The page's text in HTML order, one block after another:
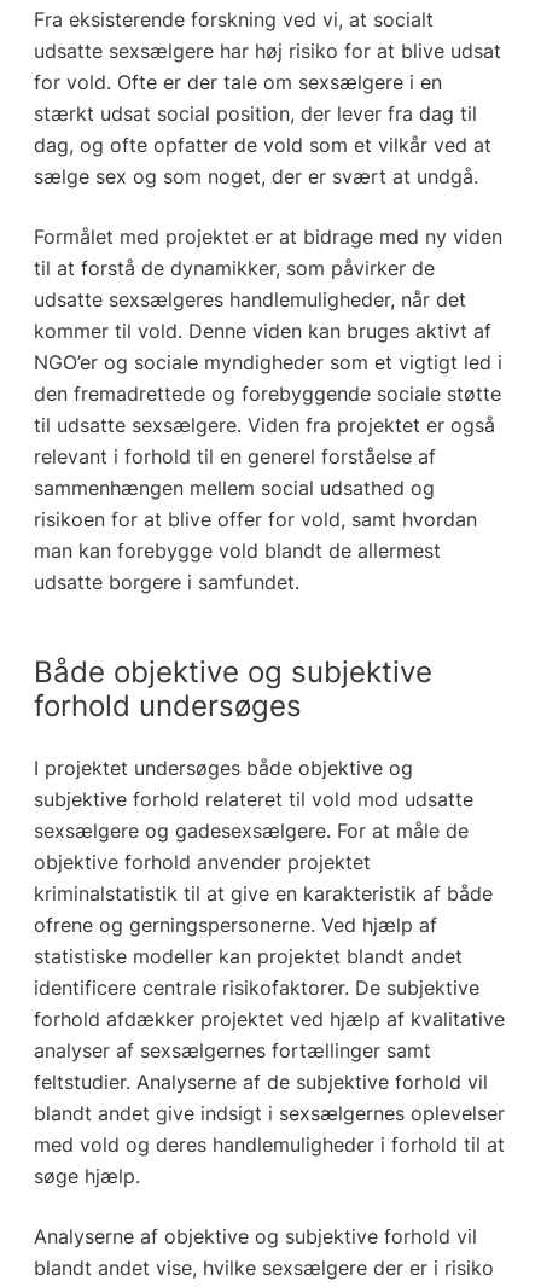
Fra eksisterende forskning ved vi, at socialt
udsatte sexsælgere har høj risiko for at blive udsat
for vold. Ofte er der tale om sexsælgere i en
stærkt udsat social position, der lever fra dag til
dag, og ofte opfatter de vold som et vilkår ved at
sælge sex og som noget, der er svært at undgå.
Formålet med projektet er at bidrage med ny viden
til at forstå de dynamikker, som påvirker de
udsatte sexsælgeres handlemuligheder, når det
kommer til vold. Denne viden kan bruges aktivt af
NGO’er og sociale myndigheder som et vigtigt led i
den fremadrettede og forebyggende sociale støtte
til udsatte sexsælgere. Viden fra projektet er også
relevant i forhold til en generel forståelse af
sammenhængen mellem social udsathed og
risikoen for at blive offer for vold, samt hvordan
man kan forebygge vold blandt de allermest
udsatte borgere i samfundet.
Både objektive og subjektive
forhold undersøges
I projektet undersøges både objektive og
subjektive forhold relateret til vold mod udsatte
sexsælgere og gadesexsælgere. For at måle de
objektive forhold anvender projektet
kriminalstatistik til at give en karakteristik af både
ofrene og gerningspersonerne. Ved hjælp af
statistiske modeller kan projektet blandt andet
identificere centrale risikofaktorer. De subjektive
forhold afdækker projektet ved hjælp af kvalitative
analyser af sexsælgernes fortællinger samt
feltstudier. Analyserne af de subjektive forhold vil
blandt andet give indsigt i sexsælgernes oplevelser
med vold og deres handlemuligheder i forhold til at
søge hjælp.
Analyserne af objektive og subjektive forhold vil
blandt andet vise, hvilke sexsælgere der er i risiko